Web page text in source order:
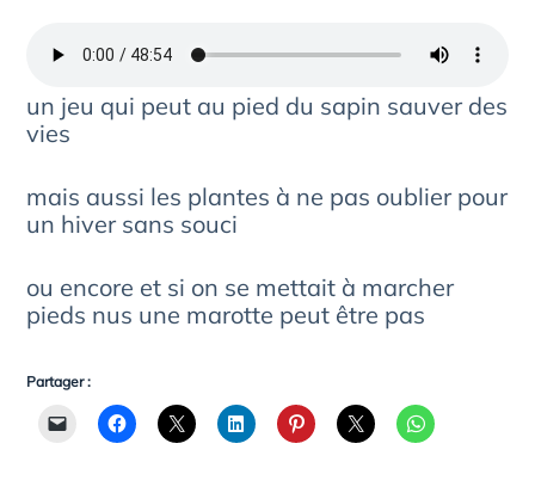
un jeu qui peut au pied du sapin sauver des
vies
mais aussi les plantes à ne pas oublier pour
un hiver sans souci
ou encore et si on se mettait à marcher
pieds nus une marotte peut être pas
Partager :